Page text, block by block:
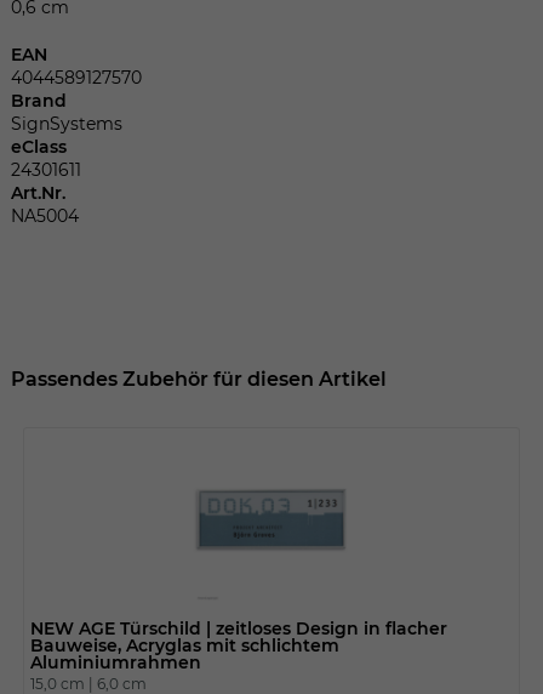
0,6 cm
EAN
4044589127570
Brand
SignSystems
eClass
24301611
Art.Nr.
NA5004
Passendes Zubehör für diesen Artikel
NEW AGE Türschild | zeitloses Design in flacher
Bauweise, Acryglas mit schlichtem
Aluminiumrahmen
15,0 cm | 6,0 cm
Zweck
Name
Wir installiert sobald sich der Nutzer an